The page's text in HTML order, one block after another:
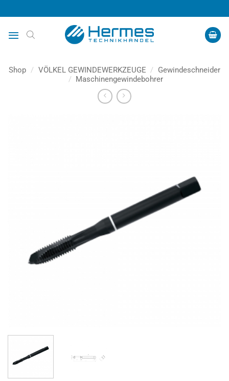
Inhalt
springen
Shop / VÖLKEL GEWINDEWERKZEUGE /
Gewindeschneider
/ Maschinengewindebohrer